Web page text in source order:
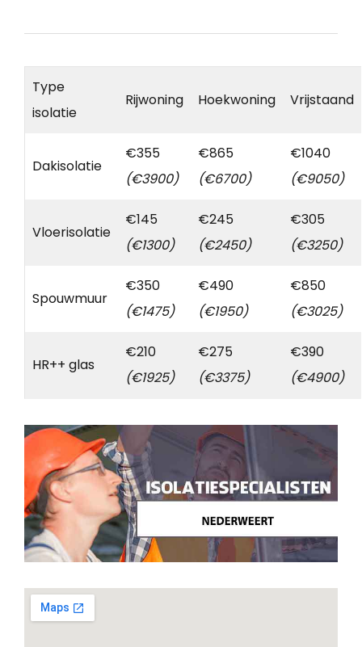
Type
isolatie
Rijwoning Hoekwoning Vrijstaand
Dakisolatie
€355
(€3900)
€865
(€6700)
€1040
(€9050)
Vloerisolatie
€145
(€1300)
€245
(€2450)
€305
(€3250)
Spouwmuur
€350
(€1475)
€490
(€1950)
€850
(€3025)
HR++ glas
€210
(€1925)
€275
(€3375)
€390
(€4900)